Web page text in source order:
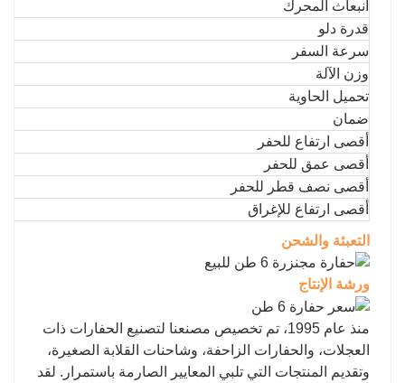
انبعاث المحرك
قدرة دلو
سرعة السفر
وزن الآلة
تحميل الحاوية
ضمان
أقصى ارتفاع للحفر
أقصى عمق للحفر
أقصى نصف قطر للحفر
أقصى ارتفاع للإغراق
التعبئة والشحن
ورشة الإنتاج
منذ عام 1995، تم تخصيص مصنعنا لتصنيع الحفارات ذات
العجلات، والحفارات الزاحفة، وشاحنات القلابة الصغيرة،
وتقديم المنتجات التي تلبي المعايير الصارمة باستمرار. لقد